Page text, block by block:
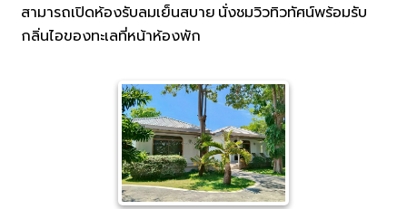
สามารถเปิดห้องรับลมเย็นสบาย นั่งชมวิวทิวทัศน์พร้อมรับ
กลิ่นไอของทะเลที่หน้าห้องพัก